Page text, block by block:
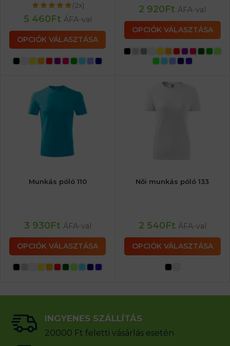
(2x)
5 460Ft ÁFA-val
OPCIÓK VÁLASZTÁSA
2 920Ft ÁFA-val
OPCIÓK VÁLASZTÁSA
Munkás póló 110
3 930Ft ÁFA-val
OPCIÓK VÁLASZTÁSA
Női munkás póló 133
2 540Ft ÁFA-val
OPCIÓK VÁLASZTÁSA
INGYENES SZÁLLÍTÁS
20000 Ft feletti vásárlás esetén